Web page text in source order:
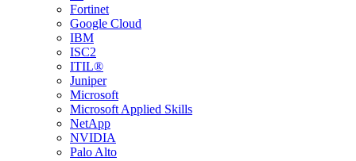
Fortinet
Google Cloud
IBM
ISC2
ITIL®
Juniper
Microsoft
Microsoft Applied Skills
NetApp
NVIDIA
Palo Alto